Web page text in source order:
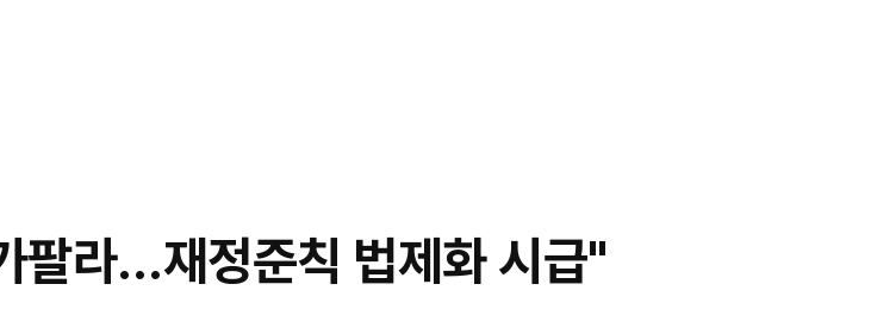
팔라…재정준칙 법제화 시급"